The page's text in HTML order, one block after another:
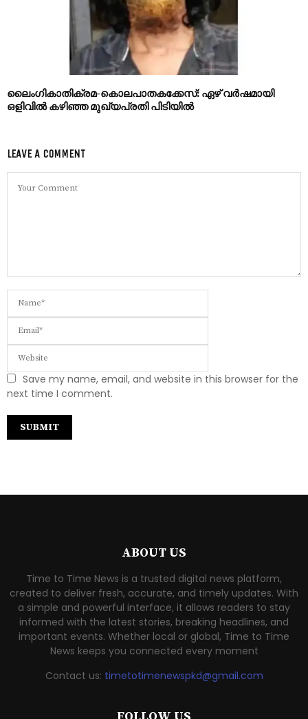
ലൈംഗികാതിക്രമ-കൊലപാതകക്കേസ്: ഏഴ് വർഷമായി
ഒളിവിൽ കഴിഞ്ഞ മുഖ്യപ്രതി പിടിയിൽ
LEAVE A COMMENT
Save my name, email, and website in this browser for the
next time I comment.
ABOUT US
Time to Time News is a trusted digital news platform,
created to deliver fresh, accurate, and timely updates. With
a simple and powerful interface, it allows readers to stay
informed with the latest stories, breaking headlines, and
important events. Whether local or global, Time to Time
News keeps you connected every moment
Contact us: timetotimenewspkd@gmail.com